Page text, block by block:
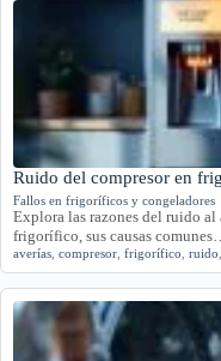
Ruido del compresor en
Fallos en frigoríficos y congeladores
Explora las razones del ruido al
frigorífico, sus causas comunes…
averías compresor frigorífico ruido